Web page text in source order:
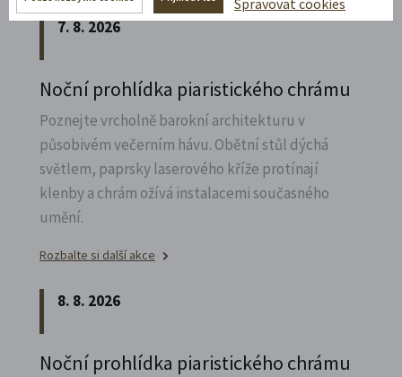
7. 8. 2026
Noční prohlídka piaristického chrámu
Poznejte vrcholně barokní architekturu v
působivém večerním hávu. Obětní stůl dýchá
světlem, paprsky laserového kříže protínají
klenby a chrám ožívá instalacemi současného
umění.
Rozbalte si další akce
8. 8. 2026
Noční prohlídka piaristického chrámu